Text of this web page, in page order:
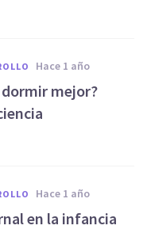
hace 1 año
dormir mejor?
hace 1 año
en la infancia